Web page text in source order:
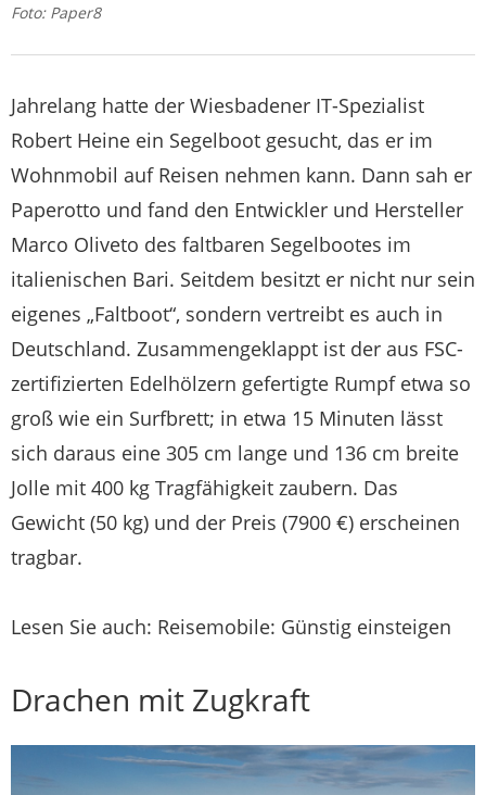
Foto: Paper8
Jahrelang hatte der Wiesbadener IT-Spezialist
Robert Heine ein Segelboot gesucht, das er im
Wohnmobil auf Reisen nehmen kann. Dann sah er
Paperotto und fand den Entwickler und Hersteller
Marco Oliveto des faltbaren Segelbootes im
italienischen Bari. Seitdem besitzt er nicht nur sein
eigenes „Faltboot“, sondern vertreibt es auch in
Deutschland. Zusammengeklappt ist der aus FSC-
zertifizierten Edelhölzern gefertigte Rumpf etwa so
groß wie ein Surfbrett; in etwa 15 Minuten lässt
sich daraus eine 305 cm lange und 136 cm breite
Jolle mit 400 kg Tragfähigkeit zaubern. Das
Gewicht (50 kg) und der Preis (7900 €) erscheinen
tragbar.
Lesen Sie auch: Reisemobile: Günstig einsteigen
Drachen mit Zugkraft